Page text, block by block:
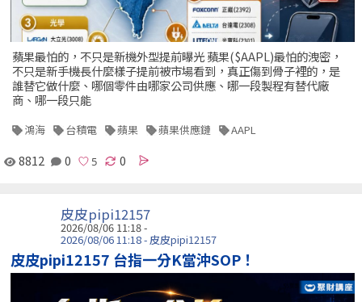
蘋果最怕的，不只是新機外型提前曝光 蘋果($AAPL)最怕的洩密，
不只是新手機長什麼樣子提前被市場看到，真正傷到骨子裡的，是
誰替它做什麼、哪個零件由哪家公司供應、哪一段製程有替代廠
商、哪一段只能
鴻海 台積電 蘋果 蘋果供應鏈 AAPL
8812 0 0
皮皮pipi12157
2026/08/06 11:18 -
2026/08/06 11:18 - 皮皮pipi12157
皮皮pipi12157 台指一分K當沖SOP！